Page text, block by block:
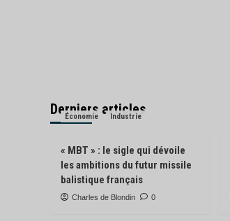
Derniers articles
Économie Industrie
« MBT » : le sigle qui dévoile
les ambitions du futur missile
balistique français
Charles de Blondin 0